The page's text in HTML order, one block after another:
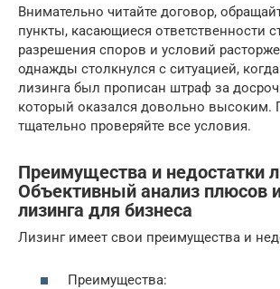
Внимательно читайте договор,
пункты, касающиеся ответственности
разрешения споров и условий
однажды столкнулся с ситуацией,
лизинга был прописан штраф за
который оказался довольно высоким.
тщательно проверяйте все условия.
Преимущества и недостатки
Объективный анализ плюсов
лизинга для бизнеса
Лизинг имеет свои преимущества и
Преимущества: